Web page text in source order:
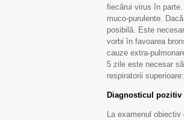
fiecărui virus în
muco-purulente.
posibilă. Este
vorbi în favoarea
cauze extra-
5 zile este necesar
respiratorii
Diagnosticul pozitiv
La examenul